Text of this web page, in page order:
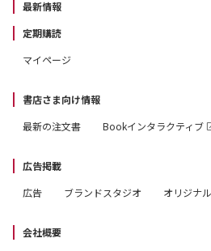
最新情報
定期購読
マイページ
書店さま向け情報
最新の注文書
Bookインタラクティブ
広告掲載
広告
ブランドスタジオ オリジナ
会社概要